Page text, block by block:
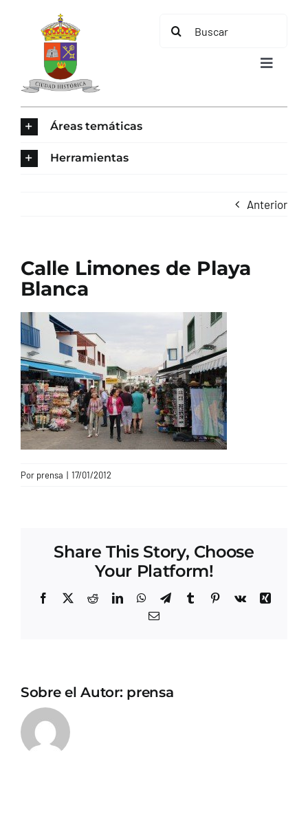
contenido
Buscar:
Toggle
TURISMO
CONTACTO
Áreas temáticas
Herramientas
Anterior
Calle Limones de Playa
Blanca
Por prensa | 17/01/2012
Share This Story, Choose
Your Platform!
Facebook
X RedditLinkedInWhatsApp
TelegramTumblrPinterest
Vk
Xing
Correo
Sobre el Autor: prensa